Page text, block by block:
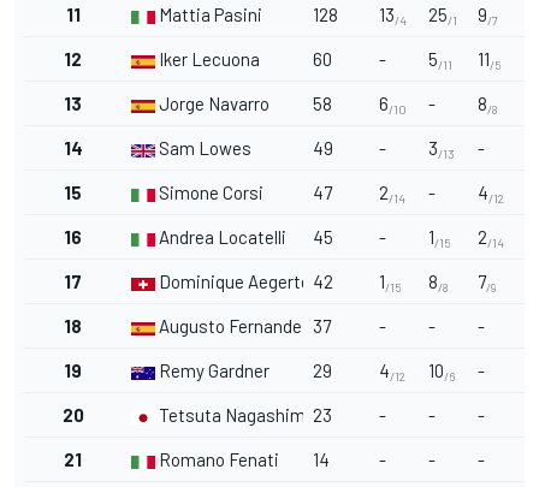
11 Mattia Pasini 128 13/4 25/1 9/7
12 Iker Lecuona 60 - 5/11 11/5
13 Jorge Navarro 58 6/10 - 8/8
14 Sam Lowes 49 - 3/13 -
15 Simone Corsi 47 2/14 - 4/12
16 Andrea Locatelli 45 - 1/15 2/14
17 Dominique Aegerter42 1/15 8/8 7/9
18 Augusto Fernandez 37 - - -
19 Remy Gardner 29 4/12 10/6 -
20 Tetsuta Nagashima23 - - -
21 Romano Fenati 14 - - -